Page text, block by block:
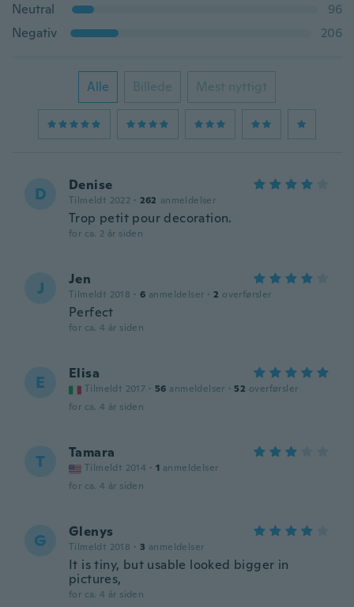
Neutral
96
Negativ
206
Alle Billede Mest nyttigt
D Denise
Tilmeldt 2022 · 262 anmeldelser
Trop petit pour decoration.
for ca. 2 år siden
J Jen
Tilmeldt 2018 · 6 anmeldelser · 2 overførsler
Perfect
for ca. 4 år siden
E Elisa
Tilmeldt 2017 · 56 anmeldelser · 52 overførsler
for ca. 4 år siden
T Tamara
Tilmeldt 2014 · 1 anmeldelser
for ca. 4 år siden
G Glenys
Tilmeldt 2018 · 3 anmeldelser
It is tiny, but usable looked bigger in
pictures,
for ca. 4 år siden